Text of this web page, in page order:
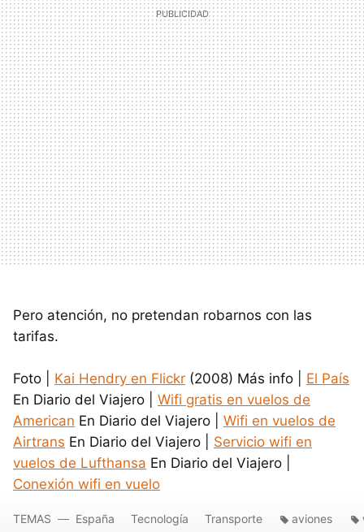
Pero atención, no pretendan robarnos con las
tarifas.
Foto | Kai Hendry en Flickr (2008) Más info | El País
En Diario del Viajero | Wifi gratis en vuelos de
American En Diario del Viajero | Wifi en vuelos de
Airtrans En Diario del Viajero | Servicio wifi en
vuelos de Lufthansa En Diario del Viajero |
Conexión wifi en vuelo
TEMAS España Tecnología Transporte aviones